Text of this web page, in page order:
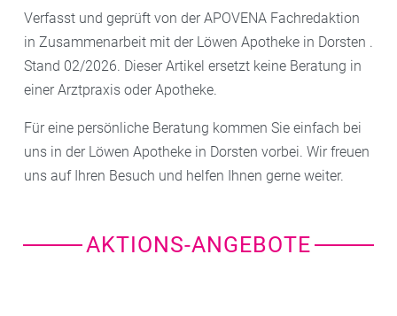
Verfasst und geprüft von der APOVENA Fachredaktion
in Zusammenarbeit mit der Löwen Apotheke in Dorsten .
Stand 02/2026. Dieser Artikel ersetzt keine Beratung in
einer Arztpraxis oder Apotheke.
Für eine persönliche Beratung kommen Sie einfach bei
uns in der Löwen Apotheke in Dorsten vorbei. Wir freuen
uns auf Ihren Besuch und helfen Ihnen gerne weiter.
AKTIONS-ANGEBOTE